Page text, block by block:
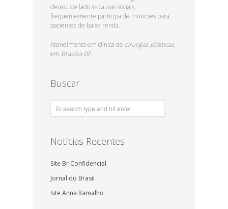
deixou de lado as causas sociais,
frequentemente participa de mutirões para
pacientes de baixa renda.
Atendimento em clínica de cirurgias plásticas,
em Brasília-DF.
Buscar
Notícias Recentes
Site Br Confidencial
Jornal do Brasil
Site Anna Ramalho